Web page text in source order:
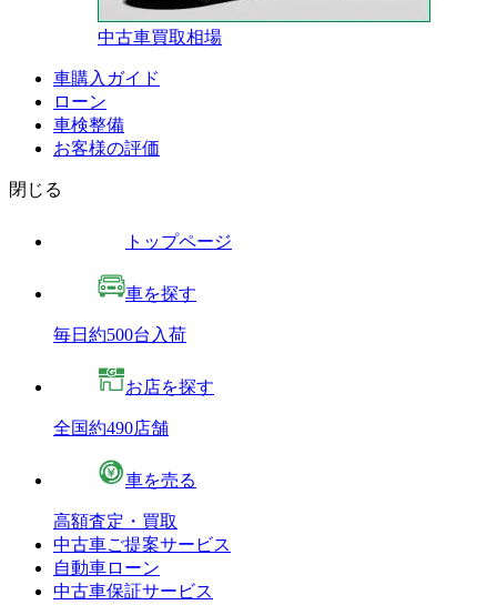
中古車買取相場
車購入ガイド
ローン
車検整備
お客様の評価
閉じる
トップページ
車を探す
毎日約500台入荷
お店を探す
全国約490店舗
車を売る
高額査定・買取
中古車ご提案サービス
自動車ローン
中古車保証サービス